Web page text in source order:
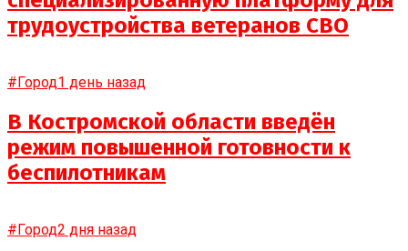
трудоустройства ветеранов СВО
#Город1 день назад
В Костромской области введён
режим повышенной готовности к
беспилотникам
#Город2 дня назад